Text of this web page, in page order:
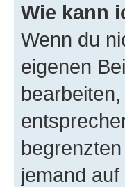
Wie kann
Wenn du
eigenen
jemand